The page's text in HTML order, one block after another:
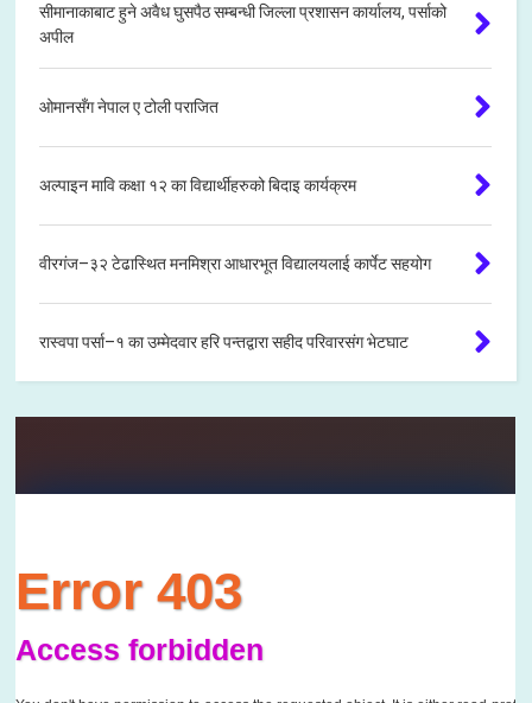
सीमानाकाबाट हुने अवैध घुसपैठ सम्बन्धी जिल्ला प्रशासन कार्यालय, पर्साको
अपील
ओमानसँग नेपाल ए टोली पराजित
अल्पाइन मावि कक्षा १२ का विद्यार्थीहरुको बिदाइ कार्यक्रम
वीरगंज–३२ टेढास्थित मनमिश्रा आधारभूत विद्यालयलाई कार्पेट सहयोग
रास्वपा पर्सा–१ का उम्मेदवार हरि पन्तद्वारा सहीद परिवारसंग भेटघाट